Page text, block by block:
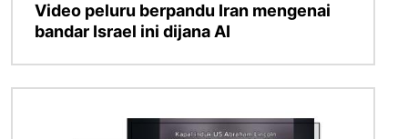
Video peluru berpandu Iran mengenai
bandar Israel ini dijana AI